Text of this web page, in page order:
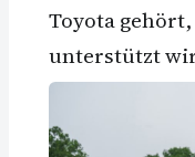
Toyota
unterstützt